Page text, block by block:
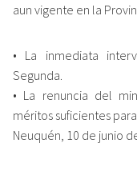
aun vigente en la
• La inmediata
Segunda.
• La renuncia del
méritos suficientes
Neuquén, 10 de junio